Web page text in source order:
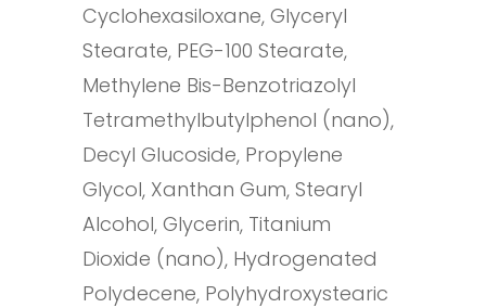
Cyclohexasiloxane, Glyceryl
Stearate, PEG-100 Stearate,
Methylene Bis-Benzotriazolyl
Tetramethylbutylphenol (nano),
Decyl Glucoside, Propylene
Glycol, Xanthan Gum, Stearyl
Alcohol, Glycerin, Titanium
Dioxide (nano), Hydrogenated
Polydecene, Polyhydroxystearic